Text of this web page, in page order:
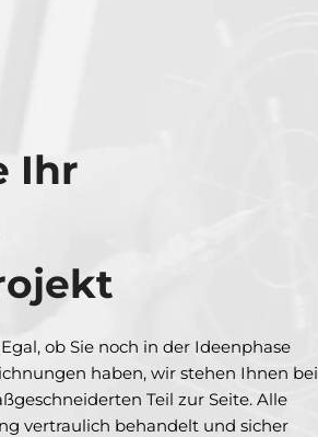
Ihr
ob Sie noch in der Ideenphase
haben, wir stehen Ihnen bei
Teil zur Seite. Alle
vertraulich behandelt und sicher